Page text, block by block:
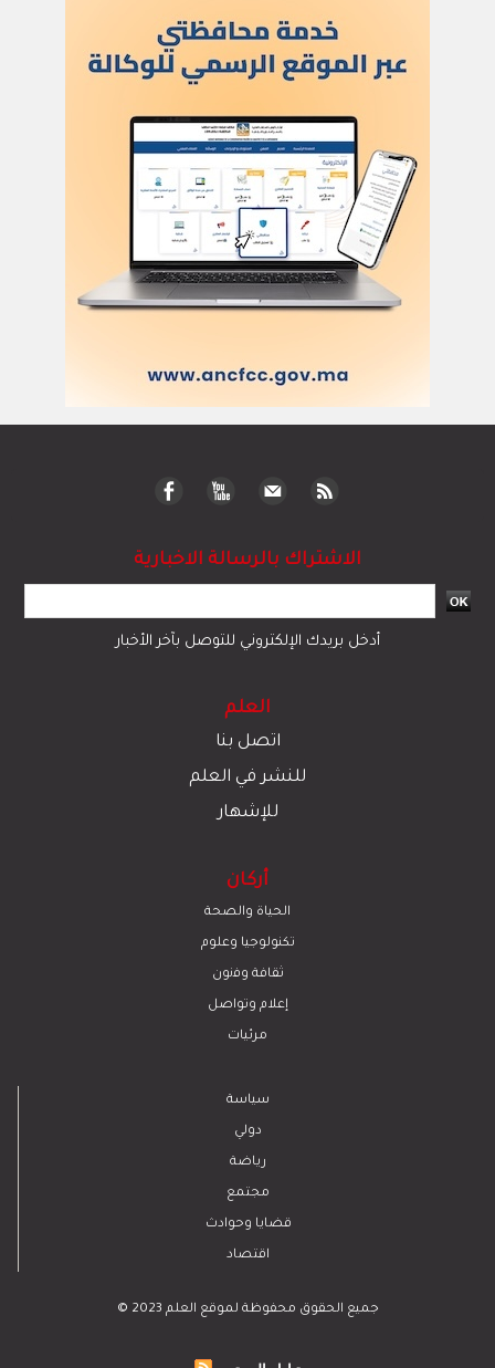
الاشتراك بالرسالة الاخبارية
أدخل بريدك الإلكتروني للتوصل بآخر الأخبار
العلم
اتصل بنا
للنشر في العلم
للإشهار
أركان
الحياة والصحة
تكنولوجيا وعلوم
ﺛﻘﺎﻓﺔ وﻓﻧون
إعلام وتواصل
مرئيات
سياسة
دولي
رياضة
مجتمع
قضايا وحوادث
اقتصاد
© 2023 جميع الحقوق محفوظة لموقع العلم